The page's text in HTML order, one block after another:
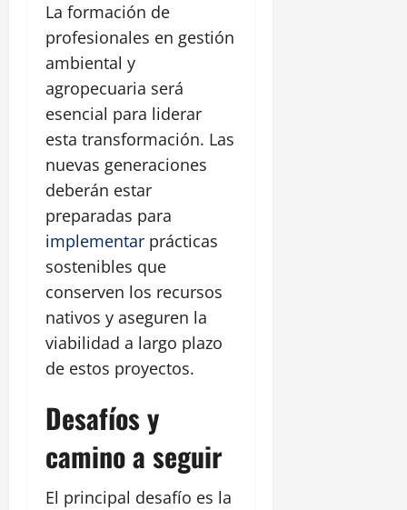
La formación de
profesionales en gestión
ambiental y
agropecuaria será
esencial para liderar
esta transformación. Las
nuevas generaciones
deberán estar
preparadas para
implementar prácticas
sostenibles que
conserven los recursos
nativos y aseguren la
viabilidad a largo plazo
de estos proyectos.
Desafíos y
camino a seguir
El principal desafío es la